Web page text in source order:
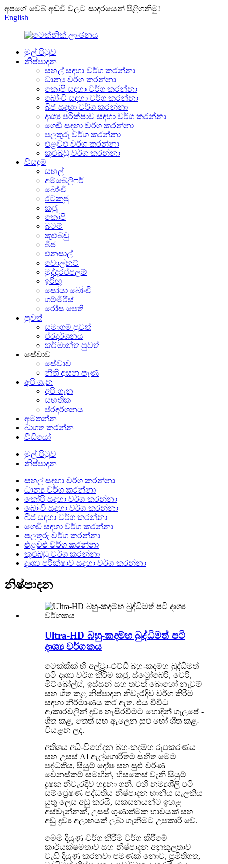
අපගේ වෙබ් අඩවි වලට සාදරයෙන් පිළිගනිමු!
English
මුල් පිටුව
නිෂ්පාදන
සහල් සඳහා වර්ග කරන්නා
ධාන්‍ය වර්ග කරන්නා
කෝපි සඳහා වර්ග කරන්නා
බෝංචි සඳහා වර්ග කරන්නා
බීජ සඳහා වර්ග කරන්නා
දෘශ්‍ය පරීක්ෂාව සඳහා වර්ග කරන්නා
ගෙඩි සඳහා වර්ග කරන්නා
පලතුරු වර්ග කරන්නා
එළවළු වර්ග කරන්නා
කුළුබඩු වර්ග කරන්නා
විසඳුම්
සහල්
අම්බෙලිෆර්
බෝංචි
රටකජු
කජු
කෝපි
බටම්
කුළුබඩු
බීජ
එනසාල්
වොල්නට්
මුද්දරප්පලම්
ඉරිඟු
සෝයා බෝංචි
ගම්මිරිස්
රෝස පෙති
පුවත්
සමාගම් පුවත්
ප්රදර්ශනය
කර්මාන්ත පුවත්
සේවාව
සේවාව
නිති අසන පැණ
අපි ගැන
අපි ගැන
සහතික
ප්රදර්ශනය
අමතන්න
බාගත කරන්න
වීඩියෝ
මුල් පිටුව
නිෂ්පාදන
සහල් සඳහා වර්ග කරන්නා
ධාන්‍ය වර්ග කරන්නා
කෝපි සඳහා වර්ග කරන්නා
බෝංචි සඳහා වර්ග කරන්නා
බීජ සඳහා වර්ග කරන්නා
ගෙඩි සඳහා වර්ග කරන්නා
පලතුරු වර්ග කරන්නා
එළවළු වර්ග කරන්නා
කුළුබඩු වර්ග කරන්නා
දෘශ්‍ය පරීක්ෂාව සඳහා වර්ග කරන්නා
නිෂ්පාදන
Ultra-HD බහු-කදම්භ බුද්ධිමත් පටි
දෘශ්‍ය වර්ගකය
ටෙක්කික් හි අල්ට්‍රා-එච්ඩී බහු-කදම්භ බුද්ධිමත්
පටි දෘශ්‍ය වර්ග කිරීම කජු, ස්ට්‍රෝබෙරි, චෙරි,
මීට්බෝල්ස්, ඉස්සන් සහ තවත් බොහෝ නැවුම්
සහ ශීත කළ නිෂ්පාදන නිවැරදිව වර්ග කිරීම
සඳහා නිර්මාණය කර ඇත. එය විවිධ
ආකාරවලින් ද්‍රව්‍ය හැසිරවීමට හොඳින් ගැලපේ -
ශීත කළ, තෙත් සහ ඇලෙන සුළු හෝ ශීත කළ-
වියළන ලද.
අතිශය අධි-විභේදන බහු-කදම්භ රූපකරණය
සහ උසස් AI ඇල්ගොරිතම සහිත මෙම
පද්ධතිය, සියුම් දෝෂ සහ සුළු වර්ණ
වෙනස්කම් සමඟින්, හිසකෙස් වැනි සියුම්
දූෂක නිවැරදිව හඳුනා ගනී. එහි නම්‍යශීලී පටි
සම්ප්‍රේෂණ පද්ධතිය නිෂ්පාදන හානිය සැලකිය
යුතු ලෙස අඩු කරයි, සකසනයන්ට ඉහළ
අස්වැන්නක්, උසස් ගුණාත්මක භාවයක් සහ
අඩු ද්‍රව්‍ය අලාභයක් ලබා ගැනීමට උපකාරී වේ.
මෙම දියුණු වර්ග කිරීම වර්ග කිරීමේ
කාර්යක්ෂමතාව සහ නිෂ්පාදන අනුකූලතාව
වැඩි දියුණු කරනවා පමණක් නොව, ප්‍රමිතිගත,